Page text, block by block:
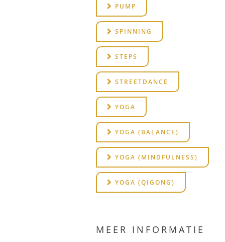
PUMP
SPINNING
STEPS
STREETDANCE
YOGA
YOGA (BALANCE)
YOGA (MINDFULNESS)
YOGA (QIGONG)
MEER INFORMATIE